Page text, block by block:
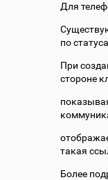
Для
по
При
стороне
такая
Более